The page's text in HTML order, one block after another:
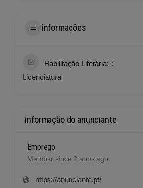
informações
Habilitação Literária:
Licenciatura
informação do anunciante
Emprego
Member since 2 anos ago
https://anunciante.pt/